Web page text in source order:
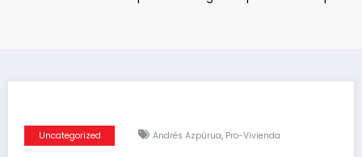
Uncategorized Andrés Azpúrua, Pro-Vivienda